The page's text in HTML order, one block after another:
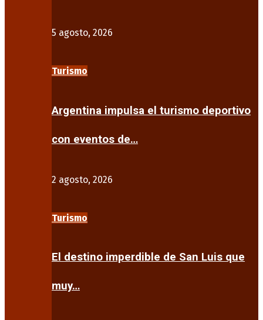
5 agosto, 2026
Turismo
Argentina impulsa el turismo deportivo
con eventos de…
2 agosto, 2026
Turismo
El destino imperdible de San Luis que
muy…